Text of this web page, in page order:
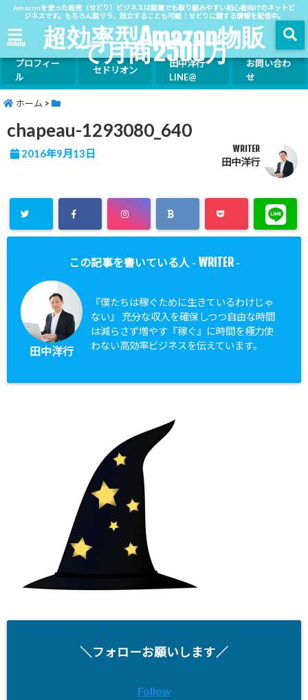
Amazonを使った転売（せどり）ビジネスは副業でも取り組みやすい初心者向けのネットビ
ジネスです。もちろん脱サラ、独立することも可能！せどりに関する情報を配信中。
menu 超効率型Amazon物販
で月商2500万
プロフィー
ル
セドリオン
田中洋行
LINE@
お問い合わ
せ
ホーム >
chapeau-1293080_640
2016年9月13日 WRITER
田中洋行
この記事を書いている人 - WRITER-
田中洋行
『僕たちは稼ぐために生きているわけじゃ
ない』 充分な収入を確保しつつ自由な時間
は減らさず増やす『稼ぐ』に時間を極力使
わない高効率ビジネスを伝えています。
＼フォローお願いします／
Follow